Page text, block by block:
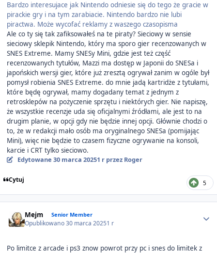
Bardzo interesujace jak Nintendo odniesie się do tego że gracie w
pirackie gry i na tym zarabiacie. Nintendo bardzo nie lubi
piractwa. Może wycofać reklamy z waszego czasopisma
Ale co ty się tak zafiksowałeś na te piraty? Sieciowy w sensie
sieciowy sklepik Nintendo, który ma sporo gier recenzowanych w
SNES Extreme. Mamy SNESy Mini, gdzie jest też część
recenzowanych tytułów, Mazzi ma dostęp w Japonii do SNESa i
japońskich wersji gier, które już zresztą ogrywał zanim w ogóle był
pomysł robienia SNES Extreme. do mnie jadą kartridże z tytułami,
które będę ogrywał, mamy dogadany temat z jednym z
retrosklepów na pożyczenie sprzętu i niektórych gier. Nie napiszę,
że wszystkie recenzje uda się oficjalnymi źródłami, ale jest to na
drugim planie, w opcji gdy nie będzie innej opcji. Głównie chodzi o
to, że w redakcji mało osób ma oryginalnego SNESa (pomijając
Mini), więc nie będzie to czasem fizyczne ogrywanie na konsoli,
karcie i CRT tylko sieciowo.
Edytowane 30 marca 20251 r przez Roger
Cytuj 5
Mejm Senior Member
Opublikowano30 marca 20251 r
Po limitce z arcade i ps3 znow powrot przy pc i snes do limitek z